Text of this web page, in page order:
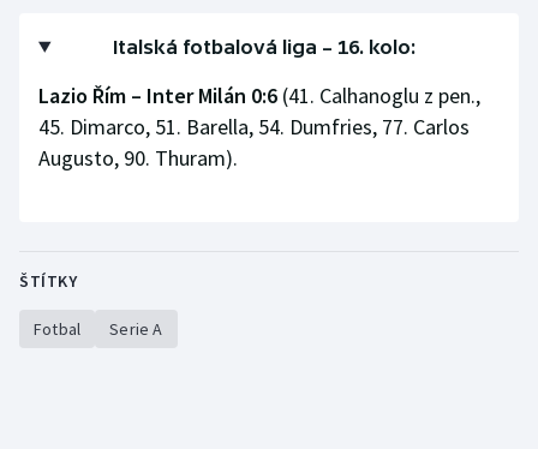
Krasobruslení
Lezení
Lyže a snowboard
Motorsport
Olympijské hry
Italská fotbalová liga – 16. kolo:
Lazio Řím – Inter Milán 0:6 (41. Calhanoglu z pen.,
45. Dimarco, 51. Barella, 54. Dumfries, 77. Carlos
Augusto, 90. Thuram).
ŠTÍTKY
Fotbal Serie A